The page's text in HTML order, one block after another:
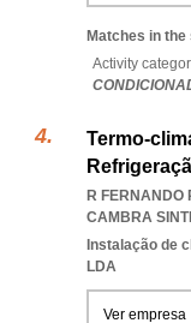
Matches in
Activity
Termo-
R FERNANDO
CAMBRA
Instalação de
LDA
Ver empresa